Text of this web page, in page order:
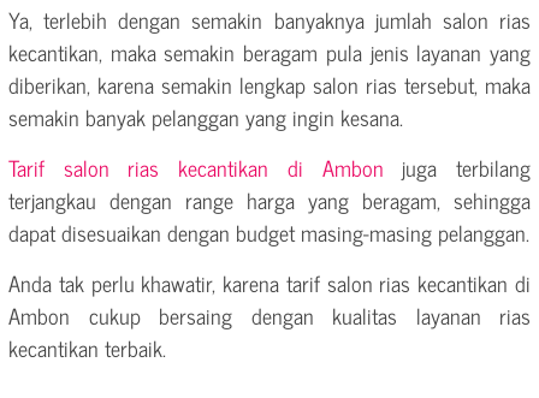
Ya, terlebih dengan semakin banyaknya jumlah salon rias
kecantikan, maka semakin beragam pula jenis layanan yang
diberikan, karena semakin lengkap salon rias tersebut, maka
semakin banyak pelanggan yang ingin kesana.
Tarif salon rias kecantikan di Ambon juga terbilang
terjangkau dengan range harga yang beragam, sehingga
dapat disesuaikan dengan budget masing-masing pelanggan.
Anda tak perlu khawatir, karena tarif salon rias kecantikan di
Ambon cukup bersaing dengan kualitas layanan rias
kecantikan terbaik.